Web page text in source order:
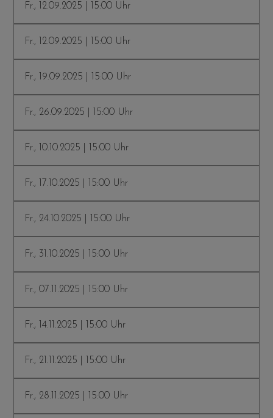
Fr., 12.09.2025 | 15:00 Uhr
Fr., 12.09.2025 | 15:00 Uhr
Fr., 19.09.2025 | 15:00 Uhr
Fr., 26.09.2025 | 15:00 Uhr
Fr., 10.10.2025 | 15:00 Uhr
Fr., 17.10.2025 | 15:00 Uhr
Fr., 24.10.2025 | 15:00 Uhr
Fr., 31.10.2025 | 15:00 Uhr
Fr., 07.11.2025 | 15:00 Uhr
Fr., 14.11.2025 | 15:00 Uhr
Fr., 21.11.2025 | 15:00 Uhr
Fr., 28.11.2025 | 15:00 Uhr